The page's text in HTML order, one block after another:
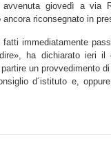
giovedì a via
riconsegnato in
immediatamente
ha dichiarato ieri il
un provvedimento
d´istituto e,